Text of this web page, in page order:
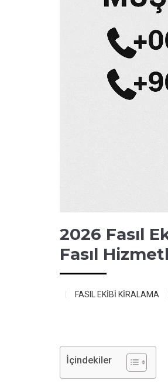
2026 Fasıl
Fasıl
FASIL EKİBİ KİRALAMA
İçindekiler